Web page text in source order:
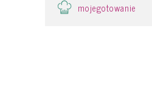
mojegotowanie